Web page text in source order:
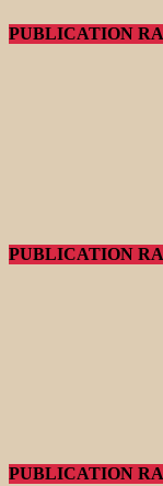
PUBLICATION
PUBLICATION
PUBLICATION